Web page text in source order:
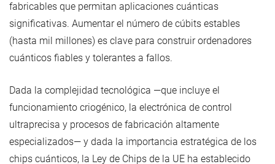
fabricables que permitan aplicaciones cuánticas
significativas. Aumentar el número de cúbits estables
(hasta mil millones) es clave para construir ordenadores
cuánticos fiables y tolerantes a fallos.
Dada la complejidad tecnológica —que incluye el
funcionamiento criogénico, la electrónica de control
ultraprecisa y procesos de fabricación altamente
especializados— y dada la importancia estratégica de los
chips cuánticos, la Ley de Chips de la UE ha establecido